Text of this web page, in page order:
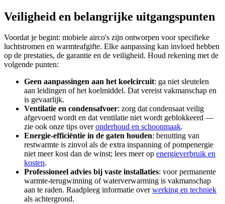
Veiligheid en belangrijke uitgangspunten
Voordat je begint: mobiele airco's zijn ontworpen voor specifieke
luchtstromen en warmteafgifte. Elke aanpassing kan invloed hebben
op de prestaties, de garantie en de veiligheid. Houd rekening met de
volgende punten:
Geen aanpassingen aan het koelcircuit: ga niet sleutelen
aan leidingen of het koelmiddel. Dat vereist vakmanschap en
is gevaarlijk.
Ventilatie en condensafvoer: zorg dat condensaat veilig
afgevoerd wordt en dat ventilatie niet wordt geblokkeerd —
zie ook onze tips overonderhoud en schoonmaak.
Energie-efficiëntie in de gaten houden: benutting van
restwarmte is zinvol als de extra inspanning of pompenergie
niet meer kost dan de winst; lees meer op energieverbruik en
kosten.
Professioneel advies bij vaste installaties: voor permanente
warmte-terugwinning of waterverwarming is vakmanschap
aan te raden. Raadpleeg informatie overwerking en techniek
als achtergrond.